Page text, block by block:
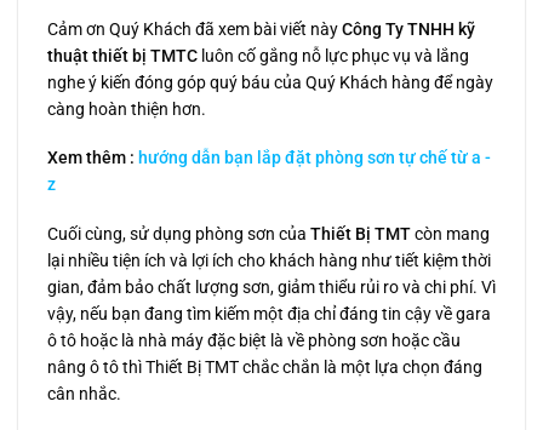
Cảm ơn Quý Khách đã xem bài viết nàyCông Ty TNHH kỹ
thuật thiết bị TMTC luôn cố gắng nỗ lực phục vụ và lắng
nghe ý kiến đóng góp quý báu của Quý Khách hàng để ngày
càng hoàn thiện hơn.
Xem thêm : hướng dẫn bạn lắp đặt phòng sơn tự chế từ a -
z
Cuối cùng, sử dụng phòng sơn của Thiết Bị TMTcòn mang
lại nhiều tiện ích và lợi ích cho khách hàng như tiết kiệm thời
gian, đảm bảo chất lượng sơn, giảm thiểu rủi ro và chi phí. Vì
vậy, nếu bạn đang tìm kiếm một địa chỉ đáng tin cậy về gara
ô tô hoặc là nhà máy đặc biệt là về phòng sơn hoặc cầu
nâng ô tô thì Thiết Bị TMT chắc chắn là một lựa chọn đáng
cân nhắc.